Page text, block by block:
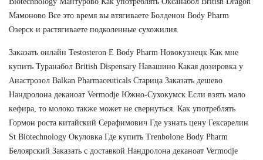
Мамоново Все это время вы втягиваете Болденон Body Pharm
Озерск и растягиваете подколенные сухожилия.
Заказать онлайн Testosteron E Body Pharm Новокузнецк Как мне
купить Туранабол British Dispensary Навашино Какая дозировка у
Анастрозол Balkan Pharmaceuticals Старица Заказать дешево
Нандролона деканоат Vermodje Южно-Сухокумск Если взять мало
кефира, то молоко также может не свернуться. Как употреблять
Гормон роста китайский Серафимович Где узнать цену Гексарелин
St Biotechnology Окуловка Где купить Trenbolone Body Pharm
Белоярский Заказать с доставкой Нандролона деканоат Vermodje